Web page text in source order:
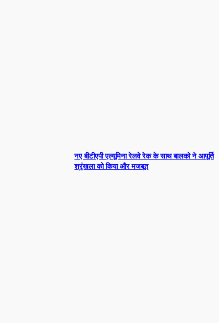
नए बीटीएपी एल्यूमिना रेलवे रेक के साथ बालको ने आपूर्ति
श्रृंखला को किया और मजबूत